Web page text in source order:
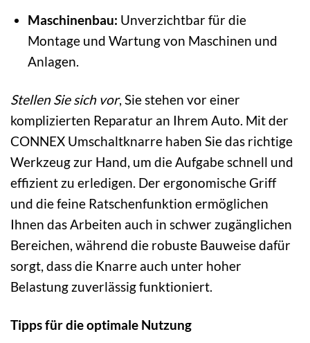
Maschinenbau: Unverzichtbar für die
Montage und Wartung von Maschinen und
Anlagen.
Stellen Sie sich vor, Sie stehen vor einer
komplizierten Reparatur an Ihrem Auto. Mit der
CONNEX Umschaltknarre haben Sie das richtige
Werkzeug zur Hand, um die Aufgabe schnell und
effizient zu erledigen. Der ergonomische Griff
und die feine Ratschenfunktion ermöglichen
Ihnen das Arbeiten auch in schwer zugänglichen
Bereichen, während die robuste Bauweise dafür
sorgt, dass die Knarre auch unter hoher
Belastung zuverlässig funktioniert.
Tipps für die optimale Nutzung